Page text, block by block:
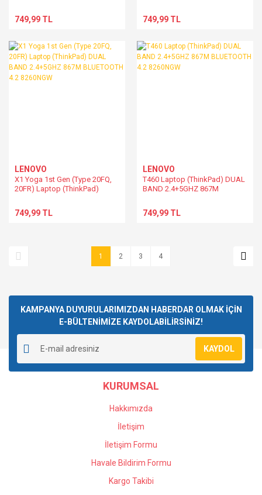
749,99 TL 749,99 TL
LENOVO
X1 Yoga 1st Gen (Type 20FQ,
20FR) Laptop (ThinkPad)
BLUETOOTH 4.2 8260NGW
749,99 TL
LENOVO
T460 Laptop (ThinkPad) DUAL
BAND 2.4+5GHZ 867M
749,99 TL
1 2 3 4
KAMPANYA DUYURULARIMIZDAN HABERDAR OLMAK İÇİN
E-BÜLTENİMİZE KAYDOLABİLİRSİNİZ!
KAYDOL
KURUMSAL
Hakkımızda
İletişim
İletişim Formu
Havale Bildirim Formu
Kargo Takibi